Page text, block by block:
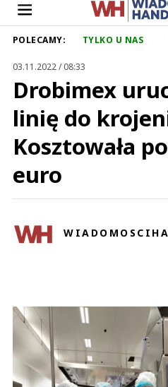
POLECAMY: TYLKO U NAS
03.11.2022 / 08:33
Drobimex
linię do
Kosztowała
euro